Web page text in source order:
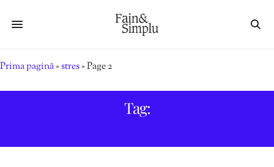
Prima pagină»stres»Page 2
Tag: